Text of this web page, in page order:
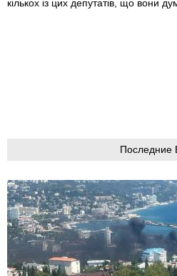
кількох із цих депутатів, що вони
Последние